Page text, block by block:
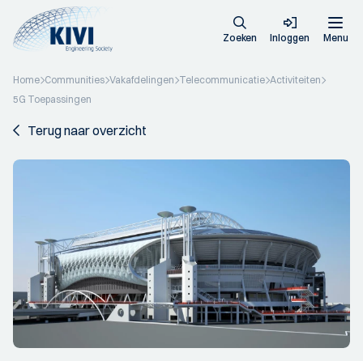
Zoeken Inloggen Menu
Home Communities Vakafdelingen Telecommunicatie Activiteiten
5G Toepassingen
Terug naar overzicht